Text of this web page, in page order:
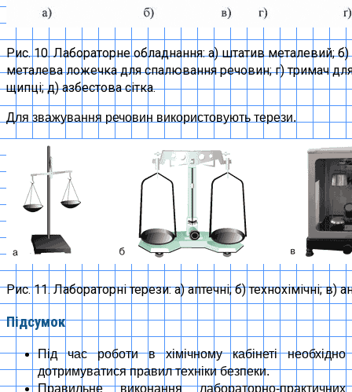
Рис. 10. Лабораторне обладнання: а) штатив металевий;
металева ложечка для спалювання речовин; г) тримач для
щипці; д) азбестова сітка.
Для зважування речовин використовують терези.
Рис. 11. Лабораторні терези: а) аптечні; б) технохімічні; в)
Підсумок
Під час роботи в хімічному кабінеті необхідно
дотримуватися правил техніки безпеки.
Правильне виконання лабораторно-практичних